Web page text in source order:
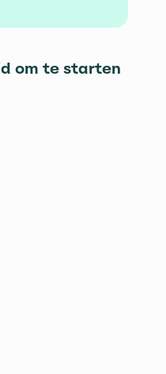
om te starten